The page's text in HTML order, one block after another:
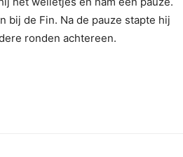
bij de Fin. Na de pauze stapte hij
ronden achtereen.